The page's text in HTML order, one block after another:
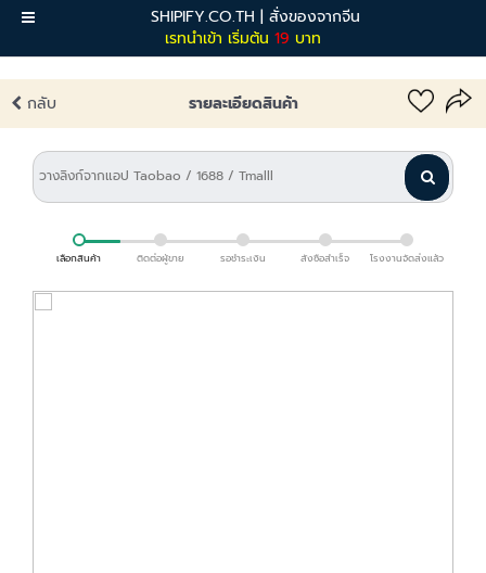
SHIPIFY.CO.TH | สั่งของจากจีน
เรทนำเข้า เริ่มต้น 19 บาท
เมนู
กลับ รายละเอียดสินค้า
เลือกสินค้า ติดต่อผู้ขาย รอชำระเงิน สั่งซื้อสำเร็จ โรงงานจัดส่งแล้ว